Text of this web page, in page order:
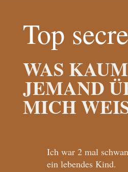
Top
WAS KAUM
JEMAND
MICH
Ich war 2 mal
ein lebendes Kind.